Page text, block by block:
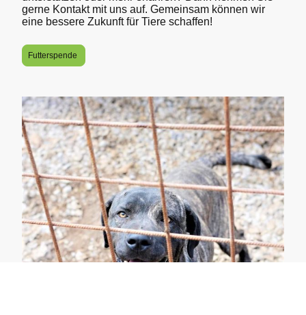
gerne Kontakt mit uns auf. Gemeinsam können wir
eine bessere Zukunft für Tiere schaffen!
Futterspende